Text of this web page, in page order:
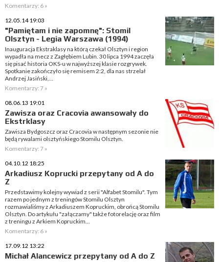
Komentarzy: 6 »
12.05.14 19:03
"Pamiętam i nie zapomnę": Stomil
Olsztyn - Legia Warszawa (1994)
Inauguracja Ekstraklasy na którą czekał Olsztyn i region
wypadła na mecz z Zagłębiem Lubin. 30 lipca 1994 zaczęła
się pisać historia OKS-u w najwyższej klasie rozgrywek.
Spotkanie zakończyło się remisem 2:2, dla nas strzelał
Andrzej Jasiński,...
Komentarzy: 7 »
08.06.13 19:01
Zawisza oraz Cracovia awansowały do
Ekstrklasy
Zawisza Bydgoszcz oraz Cracovia w następnym sezonie nie
będą rywalami olsztyńskiego Stomilu Olsztyn.
Komentarzy: 7 »
04.10.12 18:25
Arkadiusz Koprucki przepytany od A do
Z
Przedstawimy kolejny wywiad z serii "Alfabet Stomilu". Tym
razem po jednym z treningów Stomilu Olsztyn
rozmawialiśmy z Arkadiuszem Kopruckim, obrońcą Stomilu
Olsztyn. Do artykułu "załączamy" także fotorelację oraz film
z treningu z Arkiem Kopruckim...
Komentarzy: 6 »
17.09.12 13:22
Michał Alancewicz przepytany od A do Z